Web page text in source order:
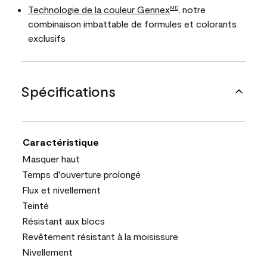
Technologie de la couleur GennexMD
, notre
combinaison imbattable de formules et colorants
exclusifs
Spécifications
Caractéristique
Masquer haut
Temps d'ouverture prolongé
Flux et nivellement
Teinté
Résistant aux blocs
Revêtement résistant à la moisissure
Nivellement